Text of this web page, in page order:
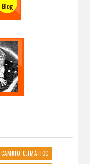
CAMBIO CLIMÁTICO